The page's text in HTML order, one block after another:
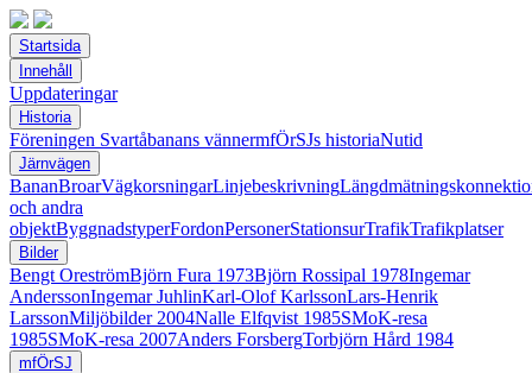
Startsida
Innehåll
Uppdateringar
Historia
Föreningen Svartåbanans vännermfÖrSJs historiaNutid
Järnvägen
BananBroarVägkorsningarLinjebeskrivning
och andra
objektByggnadstyperFordonPersonerStationsurTrafikTrafikplatser
Bilder
Bengt OreströmBjörn Fura 1973Björn Rossipal 1978Ingemar
AnderssonIngemar JuhlinKarl-Olof KarlssonLars-Henrik
LarssonMiljöbilder 2004Nalle Elfqvist 1985SMoK-resa
1985SMoK-resa 2007Anders ForsbergTorbjörn Hård 1984
mfÖrSJ